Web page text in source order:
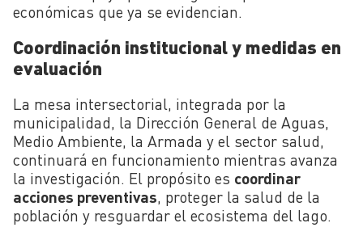
económicas que ya se evidencian.
Coordinación institucional y medidas en
evaluación
La mesa intersectorial, integrada por la
municipalidad, la Dirección General de Aguas,
Medio Ambiente, la Armada y el sector salud,
continuará en funcionamiento mientras avanza
la investigación. El propósito es coordinar
acciones preventivas , proteger la salud de la
población y resguardar el ecosistema del lago.